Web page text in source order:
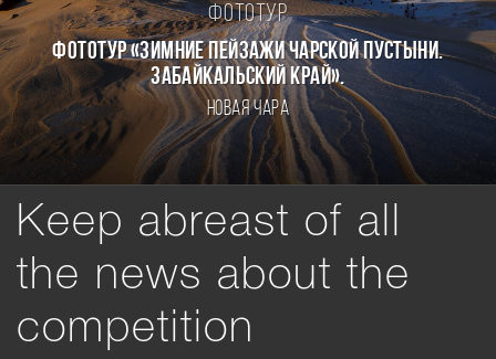
Фототур
Фототур «Зимние пейзажи Чарской пустыни.
Забайкальский край».
Новая Чара
Keep abreast of all
the news about the
competition